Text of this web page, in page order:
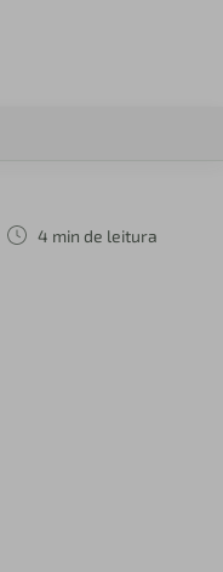
4 min de leitura